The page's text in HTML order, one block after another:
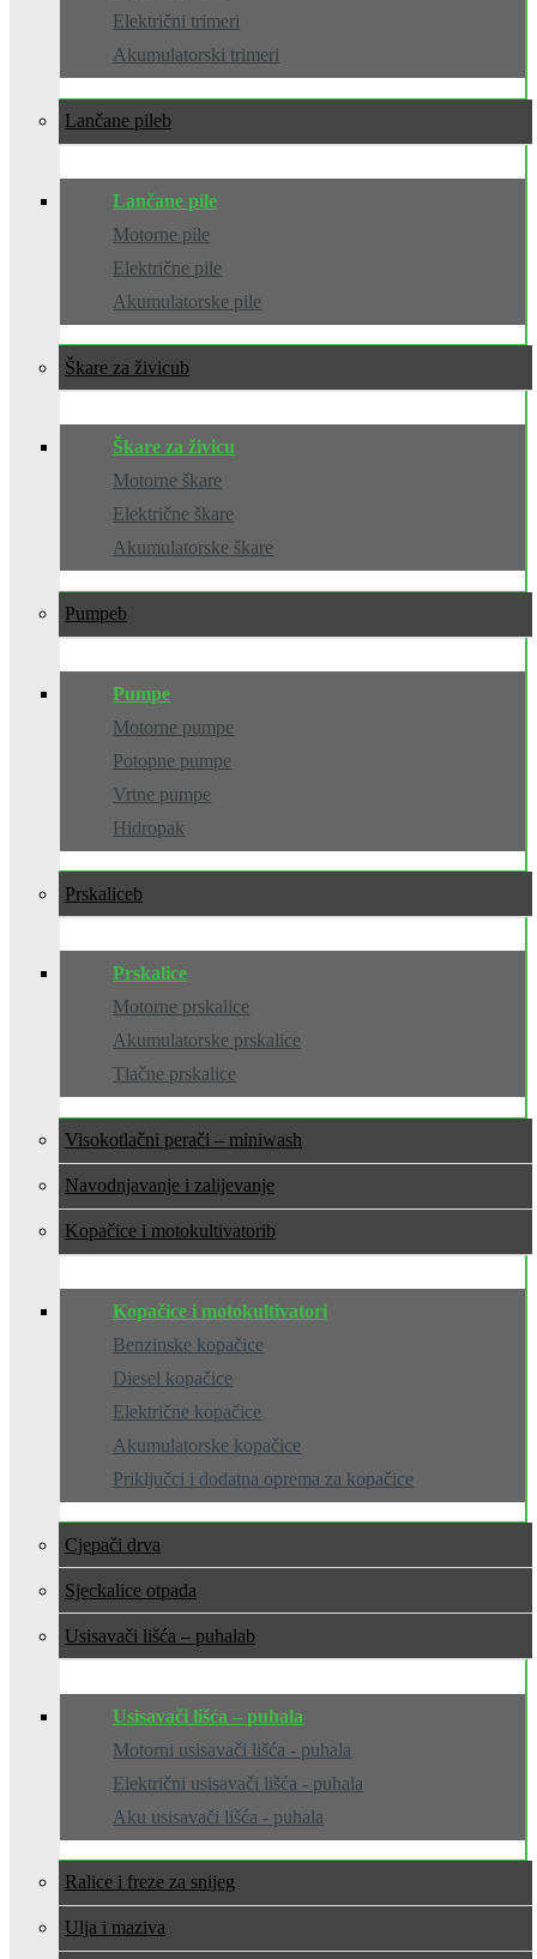
Električni trimeri
Akumulatorski trimeri
Lančane pile
Lančane pile
Motorne pile
Električne pile
Akumulatorske pile
Škare za živicu
Škare za živicu
Motorne škare
Električne škare
Akumulatorske škare
Pumpe
Pumpe
Motorne pumpe
Potopne pumpe
Vrtne pumpe
Hidropak
Prskalice
Prskalice
Motorne prskalice
Akumulatorske prskalice
Tlačne prskalice
Visokotlačni perači – miniwash
Navodnjavanje i zalijevanje
Kopačice i motokultivatori
Kopačice i motokultivatori
Benzinske kopačice
Diesel kopačice
Električne kopačice
Akumulatorske kopačice
Priključci i dodatna oprema za kopačice
Cjepači drva
Sjeckalice otpada
Usisavači lišća – puhala
Usisavači lišća – puhala
Motorni usisavači lišća - puhala
Električni usisavači lišća - puhala
Aku usisavači lišća - puhala
Ralice i freze za snijeg
Ulja i maziva